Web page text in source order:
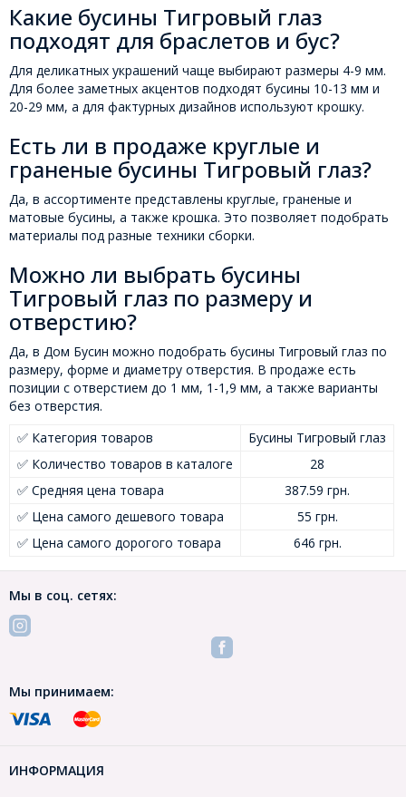
Какие бусины Тигровый глаз
подходят для браслетов и бус?
Для деликатных украшений чаще выбирают размеры 4-9 мм.
Для более заметных акцентов подходят бусины 10-13 мм и
20-29 мм, а для фактурных дизайнов используют крошку.
Есть ли в продаже круглые и
граненые бусины Тигровый глаз?
Да, в ассортименте представлены круглые, граненые и
матовые бусины, а также крошка. Это позволяет подобрать
материалы под разные техники сборки.
Можно ли выбрать бусины
Тигровый глаз по размеру и
отверстию?
Да, в Дом Бусин можно подобрать бусины Тигровый глаз по
размеру, форме и диаметру отверстия. В продаже есть
позиции с отверстием до 1 мм, 1-1,9 мм, а также варианты
без отверстия.
✅ Категория товаров
Бусины Тигровый глаз
✅ Количество товаров в каталоге
28
✅ Средняя цена товара
387.59 грн.
✅ Цена самого дешевого товара
55 грн.
✅ Цена самого дорогого товара
646 грн.
Мы в соц. сетях:
Мы принимаем:
ИНФОРМАЦИЯ